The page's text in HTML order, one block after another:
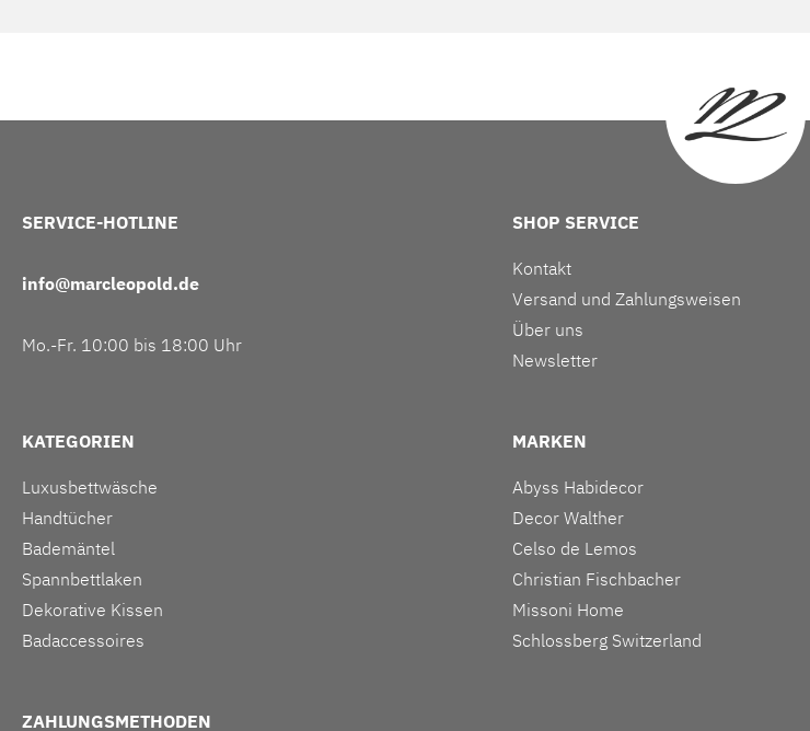
SERVICE-HOTLINE
info@marcleopold.de
Mo.-Fr. 10:00 bis 18:00 Uhr
SHOP SERVICE
Kontakt
Versand und Zahlungsweisen
Über uns
Newsletter
KATEGORIEN
Luxusbettwäsche
Handtücher
Bademäntel
Spannbettlaken
Dekorative Kissen
Badaccessoires
MARKEN
Abyss Habidecor
Decor Walther
Celso de Lemos
Christian Fischbacher
Missoni Home
Schlossberg Switzerland
ZAHLUNGSMETHODEN